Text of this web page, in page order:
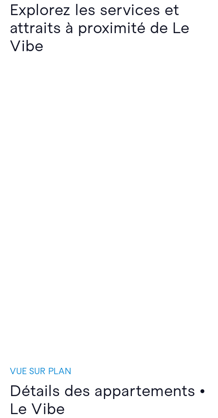
Explorez les services et
attraits à proximité de Le
Vibe
VUE SUR PLAN
Détails des appartements •
Le Vibe